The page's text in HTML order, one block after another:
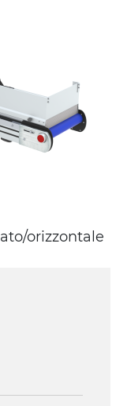
motore
motore
orizzontale